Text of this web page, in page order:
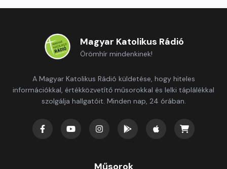
Magyar Katolikus Rádió
Örömhír mindenkinek!
A Magyar Katolikus Rádió küldetése, hogy hiteles
információkkal, értékközvetítő műsorokkal és lelki táplálékkal
szolgálja hallgatóit. Minden nap, 24 órában.
Műsorok